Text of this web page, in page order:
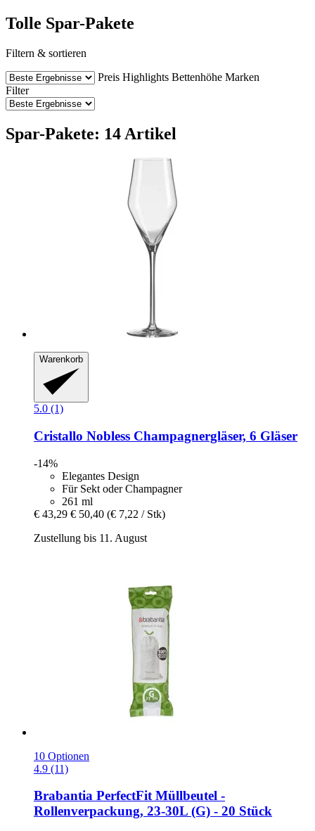
Tolle Spar-Pakete
Filtern & sortieren
Preis Highlights Bettenhöhe Marken
Filter
Spar-Pakete: 14 Artikel
Warenkorb
5.0 (1)
Cristallo Nobless Champagnergläser, 6 Gläser
-14%
Elegantes Design
Für Sekt oder Champagner
261 ml
€ 43,29 € 50,40 (€ 7,22 / Stk)
Zustellung bis 11. August
10 Optionen
4.9 (11)
Brabantia PerfectFit Müllbeutel -​
Rollenverpackung, 23-​30L (G) -​ 20 Stück